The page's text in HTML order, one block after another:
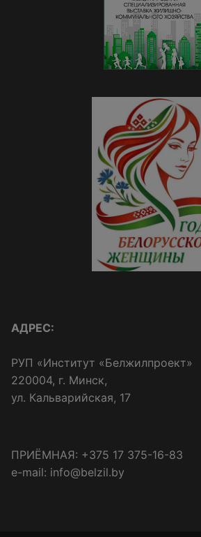
АДРЕС:
РУП «Институт «Белжилпроект»
220004, г. Минск,
ул. Кальварийская, 17
ПРИЁМНАЯ: +375 17 375-16-83
e-mail: info@belzil.by